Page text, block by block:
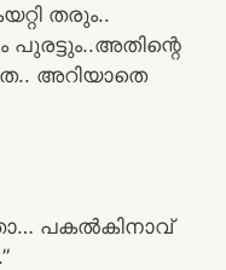
തരും..
അറിയാതെ
പകൽകിനാവ്